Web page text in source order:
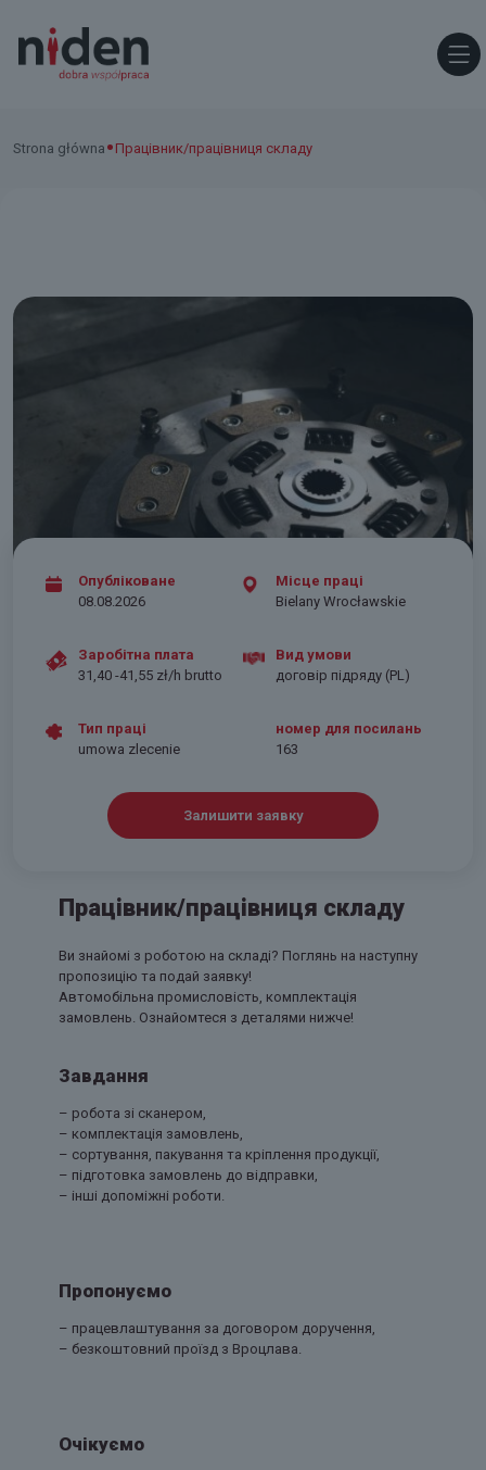
Strona główna • Працівник/працівниця складу
Працівник/працівниця складу
Ви знайомі з роботою на складі? Поглянь на наступну
пропозицію та подай заявку!
Автомобільна промисловість, комплектація
замовлень. Ознайомтеся з деталями нижче!
Завдання
– робота зі сканером,
– комплектація замовлень,
– сортування, пакування та кріплення продукції,
– підготовка замовлень до відправки,
– інші допоміжні роботи.
Пропонуємо
– працевлаштування за договором доручення,
– безкоштовний проїзд з Вроцлава.
Очікуємо
Опубліковане
08.08.2026
Місце праці
Bielany Wrocławskie
Заробітна плата
31,40 -41,55 zł/h brutto
Вид умови
договір підряду (PL)
Тип праці
umowa zlecenie
номер для посилань
163
Залишити заявку